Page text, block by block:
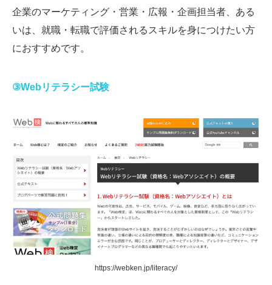
企業のマーケティング・営業・広報・企画担当者、ある
いは、就職・転職で評価されるスキルを身につけたい方
におすすめです。
③Webリテラシー試験
https://webken.jp/literacy/